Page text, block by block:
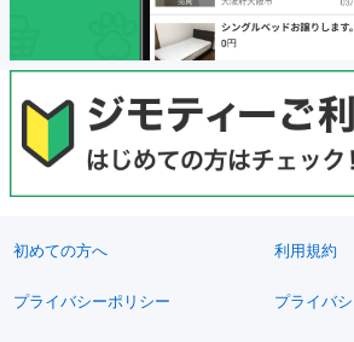
初めての方へ 利用規約
プライバシーポリシー プライバ